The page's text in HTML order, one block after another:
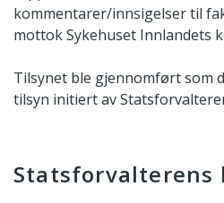
kommentarer/innsigelser til
mottok Sykehuset Innlandets
Tilsynet ble gjennomført som
tilsyn initiert av
Statsforvalterens